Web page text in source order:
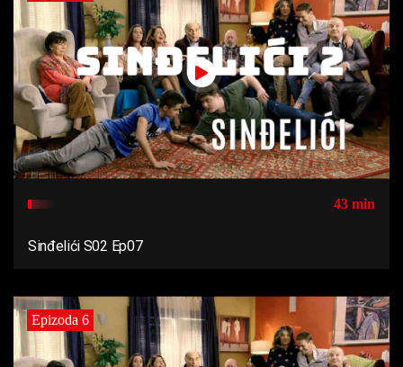
43 min
Sinđelići S02 Ep07
Epizoda 6